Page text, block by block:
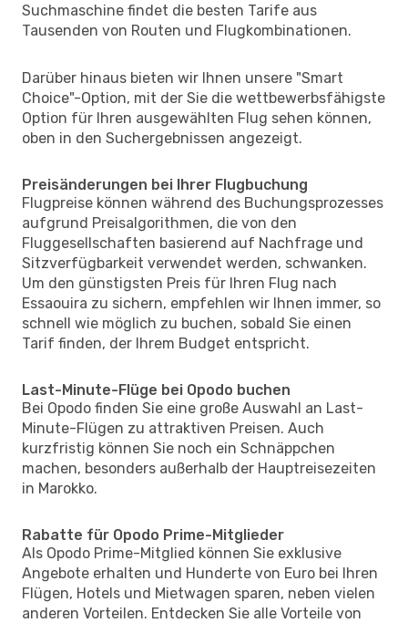
Suchmaschine findet die besten Tarife aus
Tausenden von Routen und Flugkombinationen.
Darüber hinaus bieten wir Ihnen unsere "Smart
Choice"-Option, mit der Sie die wettbewerbsfähigste
Option für Ihren ausgewählten Flug sehen können,
oben in den Suchergebnissen angezeigt.
Preisänderungen bei Ihrer Flugbuchung
Flugpreise können während des Buchungsprozesses
aufgrund Preisalgorithmen, die von den
Fluggesellschaften basierend auf Nachfrage und
Sitzverfügbarkeit verwendet werden, schwanken.
Um den günstigsten Preis für Ihren Flug nach
Essaouira zu sichern, empfehlen wir Ihnen immer, so
schnell wie möglich zu buchen, sobald Sie einen
Tarif finden, der Ihrem Budget entspricht.
Last-Minute-Flüge bei Opodo buchen
Bei Opodo finden Sie eine große Auswahl an Last-
Minute-Flügen zu attraktiven Preisen. Auch
kurzfristig können Sie noch ein Schnäppchen
machen, besonders außerhalb der Hauptreisezeiten
in Marokko.
Rabatte für Opodo Prime-Mitglieder
Als Opodo Prime-Mitglied können Sie exklusive
Angebote erhalten und Hunderte von Euro bei Ihren
Flügen, Hotels und Mietwagen sparen, neben vielen
anderen Vorteilen. Entdecken Sie alle Vorteile von